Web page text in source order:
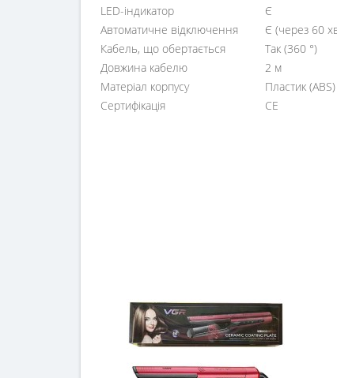
LED-індикатор
Є
Автоматичне відключення
Є (через 60
Кабель, що обертається
Так (360 °)
Довжина кабелю
2 м
Матеріал корпусу
Пластик (ABS)
Сертифікація
CE